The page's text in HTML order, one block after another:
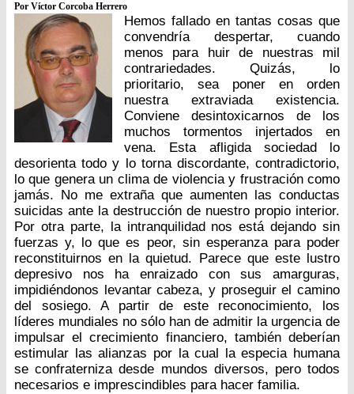
Por Víctor Corcoba Herrero
Hemos fallado en tantas cosas que
convendría despertar, cuando
menos para huir de nuestras mil
contrariedades. Quizás, lo
prioritario, sea poner en orden
nuestra extraviada existencia.
Conviene desintoxicarnos de los
muchos tormentos injertados en
vena. Esta afligida sociedad lo
desorienta todo y lo torna discordante, contradictorio,
lo que genera un clima de violencia y frustración como
jamás. No me extraña que aumenten las conductas
suicidas ante la destrucción de nuestro propio interior.
Por otra parte, la intranquilidad nos está dejando sin
fuerzas y, lo que es peor, sin esperanza para poder
reconstituirnos en la quietud. Parece que este lustro
depresivo nos ha enraizado con sus amarguras,
impidiéndonos levantar cabeza, y proseguir el camino
del sosiego. A partir de este reconocimiento, los
líderes mundiales no sólo han de admitir la urgencia de
impulsar el crecimiento financiero, también deberían
estimular las alianzas por la cual la especia humana
se confraterniza desde mundos diversos, pero todos
necesarios e imprescindibles para hacer familia.